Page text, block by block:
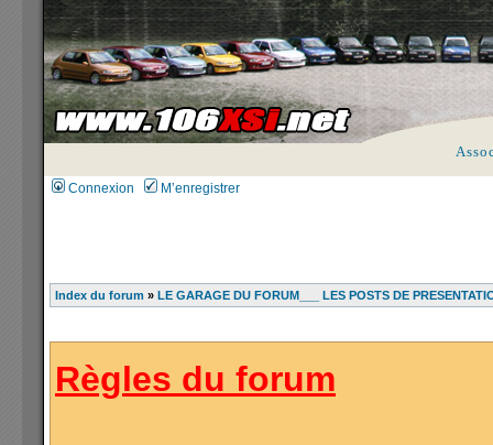
Connexion M’enregistrer
Index du forum » LE GARAGE DU FORUM___ LES POSTS DE
Règles du forum